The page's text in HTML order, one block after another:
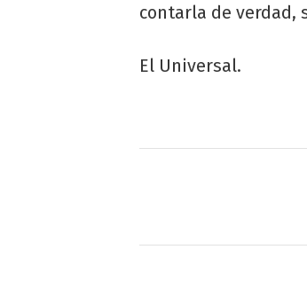
contarla de verdad,
El Universal.